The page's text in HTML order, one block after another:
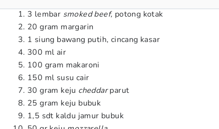
3 lembar smoked beef, potong kotak
20 gram margarin
1 siung bawang putih, cincang kasar
300 ml air
100 gram makaroni
150 ml susu cair
30 gram keju cheddarparut
25 gram keju bubuk
1,5 sdt kaldu jamur bubuk